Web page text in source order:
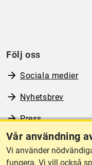
Vår användning
Vi använder
fungera. Vi vill också
Följ oss
Sociala medier
Nyhetsbrev
Press
RSS